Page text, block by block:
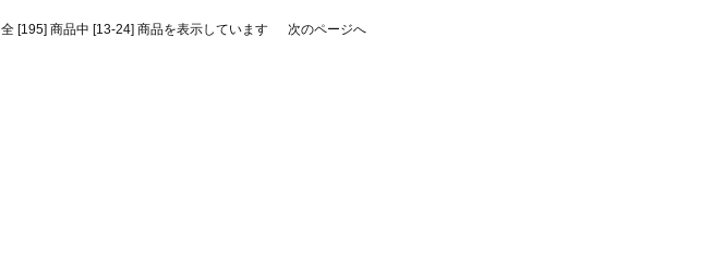
全 [195] 商品中 [13-24] 商品を表示しています 次のページへ